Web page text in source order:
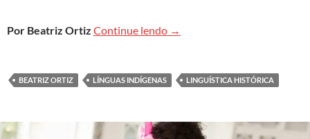
Por Beatriz Ortiz Continue lendo Linguística histórica
→
BEATRIZ ORTIZ LÍNGUAS INDÍGENAS LINGUÍSTICA HISTÓRICA